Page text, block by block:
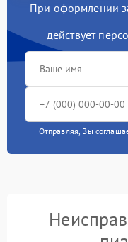
При оформлении
действует
Отправляя, Вы